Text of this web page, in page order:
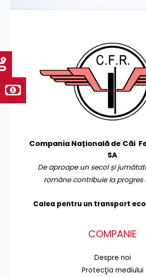
Compania Națională de Căi
SA
De aproape un secol și
române contribuie la progres
Calea pentru un transport
COMPANIE
Despre noi
Protecţia mediului